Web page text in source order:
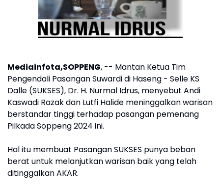
Mediainfota,SOPPENG, -- Mantan Ketua Tim
Pengendali Pasangan Suwardi di Haseng - Selle KS
Dalle (SUKSES), Dr. H. Nurmal Idrus, menyebut Andi
Kaswadi Razak dan Lutfi Halide meninggalkan warisan
berstandar tinggi terhadap pasangan pemenang
Pilkada Soppeng 2024 ini.
Hal itu membuat Pasangan SUKSES punya beban
berat untuk melanjutkan warisan baik yang telah
ditinggalkan AKAR.